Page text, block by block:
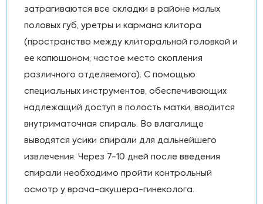
затрагиваются все складки в районе малых
половых губ, уретры и кармана клитора
(пространство между клиторальной головкой и
ее капюшоном; частое место скопления
различного отделяемого). С помощью
специальных инструментов, обеспечивающих
надлежащий доступ в полость матки, вводится
внутриматочная спираль. Во влагалище
выводятся усики спирали для дальнейшего
извлечения. Через 7-10 дней после введения
спирали необходимо пройти контрольный
осмотр у врача-акушера-гинеколога.